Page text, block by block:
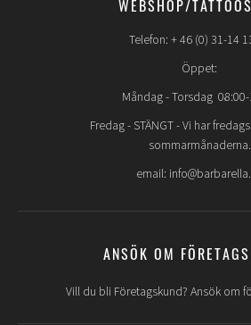
WEBSHOP/
Telefon: + 46 (0) 31-14
Öppet:
Måndag - Torsdag
Fredag - STÄNGT- Vi har
sommarmånaderna.
email:
ANSÖK OM
Vill du bli Företagskund? Ansök om